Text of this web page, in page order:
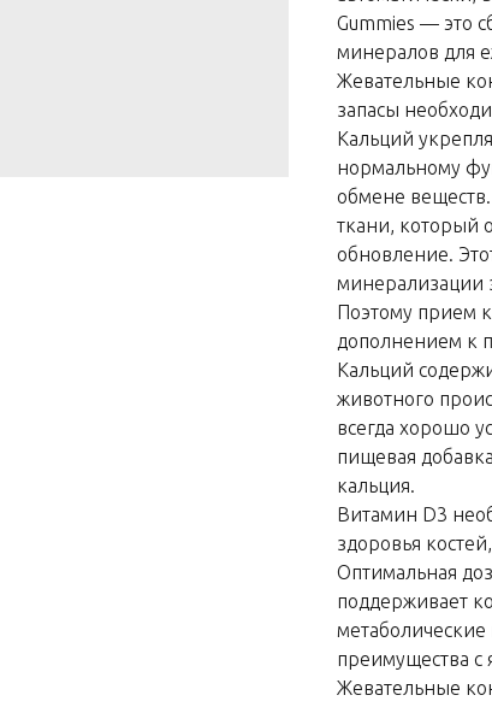
Gummies — это
минералов для
Жевательные
запасы
Кальций
нормальному
обмене
ткани, который
обновление.
минерализации
Поэтому прием
дополнением к
Кальций
животного
всегда хорошо
пищевая
кальция.
Витамин D3
здоровья
Оптимальная
поддерживает
преимущества с
Жевательные